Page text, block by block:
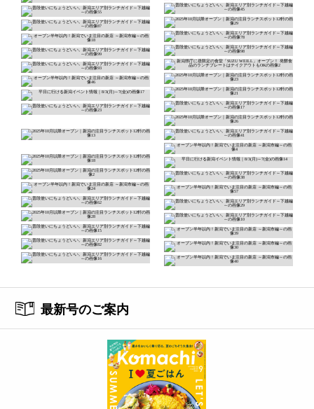
最新号のご案内